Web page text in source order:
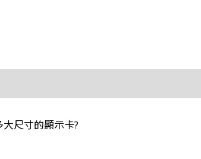
大尺寸的顯示卡?